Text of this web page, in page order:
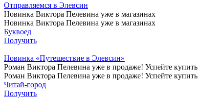
Отправляемся в Элевсин
Новинка Виктора Пелевина уже в магазинах
Новинка Виктора Пелевина уже в магазинах
Буквоед
Получить
Новинка «Путешествие в Элевсин»
Роман Виктора Пелевина уже в продаже! Успейте купить
Роман Виктора Пелевина уже в продаже! Успейте купить
Читай-город
Получить